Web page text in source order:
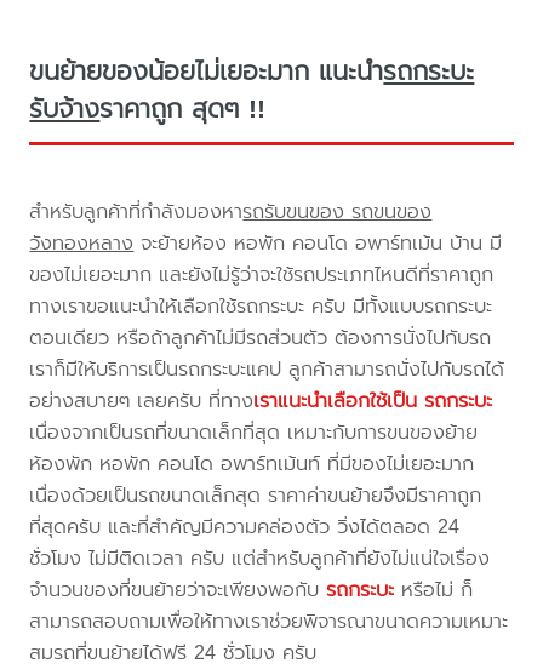
ขนย้ายของน้อยไม่เยอะมาก แนะนำรถกระบะ
รับจ้างราคาถูก สุดๆ !!
สำหรับลูกค้าที่กำลังมองหารถรับขนของ รถขนของ
วังทองหลาง จะย้ายห้อง หอพัก คอนโด อพาร์ทเม้น บ้าน มี
ของไม่เยอะมาก และยังไม่รู้ว่าจะใช้รถประเภทไหนดีที่ราคาถูก
ทางเราขอแนะนำให้เลือกใช้รถกระบะ ครับ มีทั้งแบบรถกระบะ
ตอนเดียว หรือถ้าลูกค้าไม่มีรถส่วนตัว ต้องการนั่งไปกับรถ
เราก็มีให้บริการเป็นรถกระบะแคป ลูกค้าสามารถนั่งไปกับรถได้
อย่างสบายๆ เลยครับ ที่ทางเราแนะนำเลือกใช้เป็น รถกระบะ
เนื่องจากเป็นรถที่ขนาดเล็กที่สุด เหมาะกับการขนของย้าย
ห้องพัก หอพัก คอนโด อพาร์ทเม้นท์ ที่มีของไม่เยอะมาก
เนื่องด้วยเป็นรถขนาดเล็กสุด ราคาค่าขนย้ายจึงมีราคาถูก
ที่สุดครับ และที่สำคัญมีความคล่องตัว วิ่งได้ตลอด 24
ชั่วโมง ไม่มีติดเวลา ครับ แต่สำหรับลูกค้าที่ยังไม่แน่ใจเรื่อง
จำนวนของที่ขนย้ายว่าจะเพียงพอกับรถกระบะ หรือไม่ ก็
สามารถสอบถามเพื่อให้ทางเราช่วยพิจารณาขนาดความเหมาะ
สมรถที่ขนย้ายได้ฟรี 24 ชั่วโมง ครับ